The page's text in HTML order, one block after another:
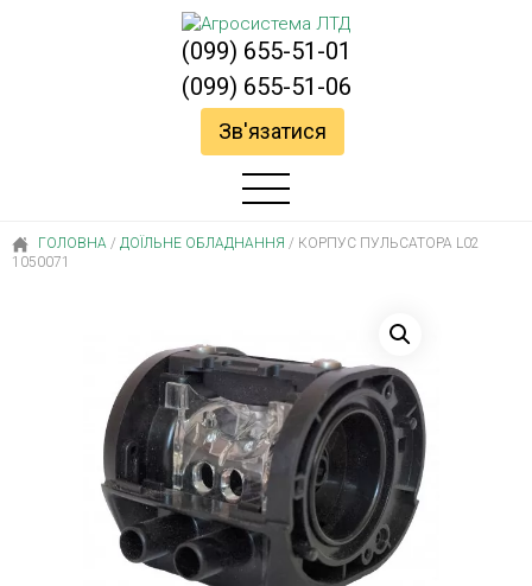
(099) 655-51-01
(099) 655-51-06
Зв'язатися
ГОЛОВНА / ДОЇЛЬНЕ ОБЛАДНАННЯ / КОРПУС ПУЛЬСАТОРА L02
1050071